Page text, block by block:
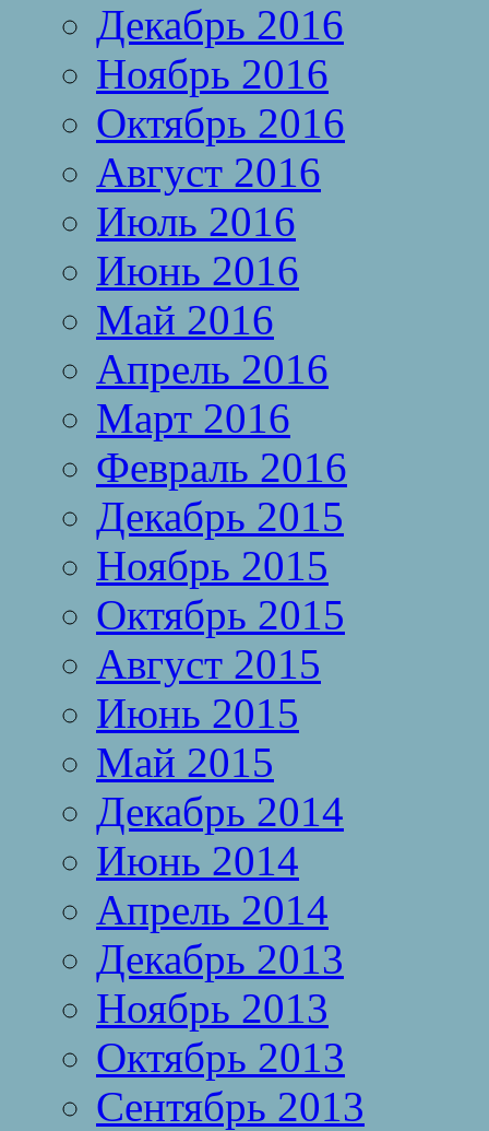
Декабрь 2016
Ноябрь 2016
Октябрь 2016
Август 2016
Июль 2016
Июнь 2016
Май 2016
Апрель 2016
Март 2016
Февраль 2016
Декабрь 2015
Ноябрь 2015
Октябрь 2015
Август 2015
Июнь 2015
Май 2015
Декабрь 2014
Июнь 2014
Апрель 2014
Декабрь 2013
Ноябрь 2013
Октябрь 2013
Сентябрь 2013